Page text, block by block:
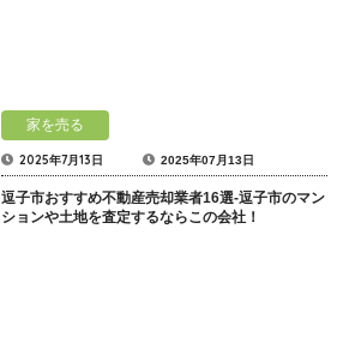
家を売る
2025年7月13日 2025年07月13日
逗子市おすすめ不動産売却業者16選-逗子市のマン
ションや土地を査定するならこの会社！